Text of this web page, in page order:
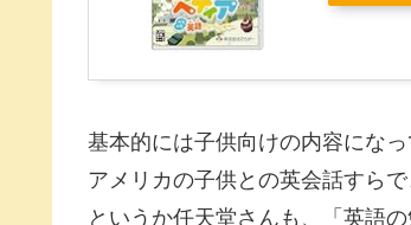
基本的には子供向けの内容になっ
アメリカの子供との英会話すら
というか任天堂さんも、「英語